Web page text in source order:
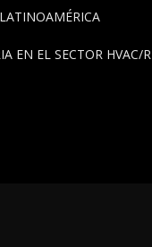
EN EL SECTOR HVAC/R